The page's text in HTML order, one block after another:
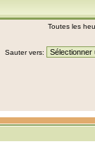
Toutes les
Sauter vers: